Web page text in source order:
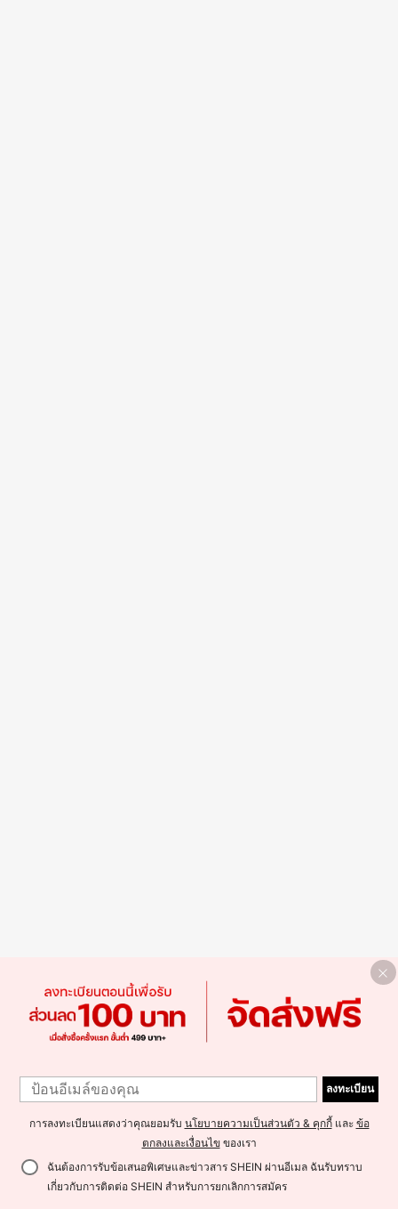
ลงทะเบียน
การลงทะเบียนแสดงว่าคุณยอมรับ นโยบายความเป็นส่วนตัว & คุกกี้และ ข้อ
ตกลงและเงื่อนไขของเรา
ฉันต้องการรับข้อเสนอพิเศษและข่าวสาร SHEIN ผ่านอีเมล ฉันรับทราบ
เกี่ยวกับการติดต่อ SHEIN สำหรับการยกเลิกการสมัคร